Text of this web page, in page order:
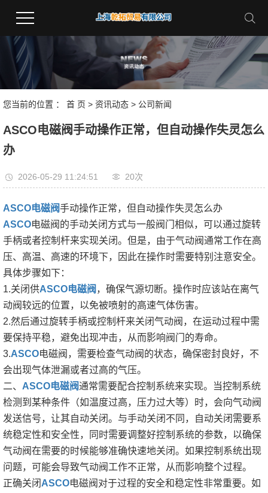
您当前的位置 ： 首 页 > 资讯动态 > 公司新闻
ASCO电磁阀手动操作正常，但自动操作失灵怎么
办
2026-05-29 11:24:51 20次
ASCO电磁阀手动操作正常，但自动操作失灵怎么办
ASCO电磁阀的手动关闭方式与一般阀门相似，可以通过旋转
手柄或者控制杆来实现关闭。但是，由于气动阀通常工作在高
压、高温、高速的环境下，因此在操作时需要特别注意安全。
具体步骤如下：
1.关闭供ASCO电磁阀 ，确保气源切断。操作时应该站在离气
动阀较远的位置，以免被喷射的高速气体伤害。
2.然后通过旋转手柄或控制杆来关闭气动阀，在运动过程中需
要保持平稳，避免出现冲击，从而影响阀门的寿命。
3.ASCO电磁阀，需要检查气动阀的状态，确保密封良好，不
会出现气体泄漏或者过高的气压。
二、 ASCO电磁阀通常需要配合控制系统来实现。当控制系统
检测到某种条件（如温度过高，压力过大等）时，会向气动阀
发送信号，让其自动关闭。与手动关闭不同，自动关闭需要系
统稳定性和安全性，同时需要调整好控制系统的参数，以确保
气动阀在需要的时候能够准确快速地关闭。如果控制系统出现
问题，可能会导致气动阀工作不正常，从而影响整个过程。
正确关闭 ASCO电磁阀对于过程的安全和稳定性非常重要。如